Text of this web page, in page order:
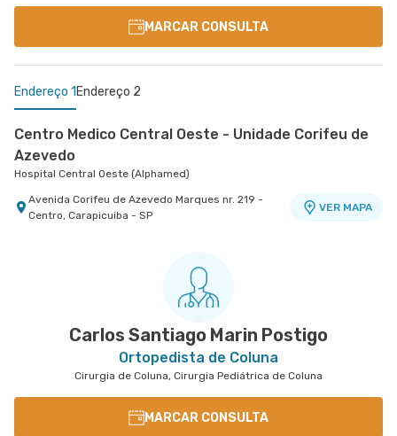
MARCAR CONSULTA
Endereço 1 Endereço 2
Centro Medico Central Oeste - Unidade Corifeu de
Azevedo
Hospital Central Oeste (Alphamed)
Avenida Corifeu de Azevedo Marques nr. 219 -
Centro, Carapicuiba - SP
VER MAPA
Rua Virginia Crivilari nr. 334 - Centro, Osasco -
Carlos Santiago Marin Postigo
Ortopedista de Coluna
Cirurgia de Coluna, Cirurgia Pediátrica de Coluna
MARCAR CONSULTA